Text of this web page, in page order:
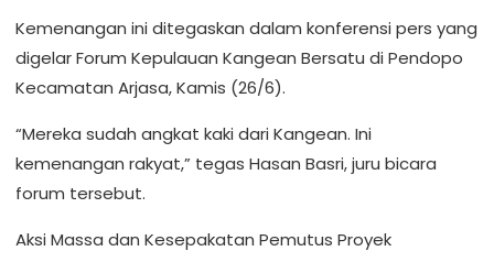
Kemenangan ini ditegaskan dalam konferensi pers yang
digelar Forum Kepulauan Kangean Bersatu di Pendopo
Kecamatan Arjasa, Kamis (26/6).
“Mereka sudah angkat kaki dari Kangean. Ini
kemenangan rakyat,” tegas Hasan Basri, juru bicara
forum tersebut.
Aksi Massa dan Kesepakatan Pemutus Proyek